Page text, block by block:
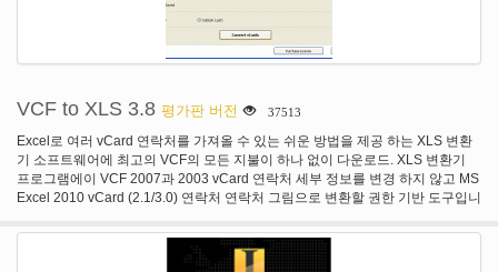
VCF to XLS 3.8 평가판 버전 37513
Excel로 여러 vCard 연락처를 가져올 수 있는 쉬운 방법을 제공 하는 XLS 변환
기 소프트웨어에 최고의 VCF의 모든 지불이 하나 없이 다운로드. XLS 변환기
프로그램에이 VCF 2007과 2003 vCard 연락처 세부 정보를 변경 하지 않고 MS
Excel 2010 vCard (2.1/3.0) 연락처 연락처 그림으로 변환할 권한 기반 도구입니